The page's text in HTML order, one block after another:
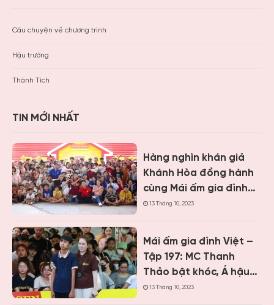
Câu chuyện về chương trình
Hậu trường
Thành Tích
TIN MỚI NHẤT
Hàng nghìn khán giả
Khánh Hòa đồng hành
cùng Mái ấm gia đình
Việt, trao hơn 9 tỷ
13 Tháng 10, 2023
Mái ấm gia đình Việt –
Tập 197: MC Thanh
Thảo bật khóc, Á hậu
Vân Nhi và ca sĩ Nguyễn
13 Tháng 10, 2023